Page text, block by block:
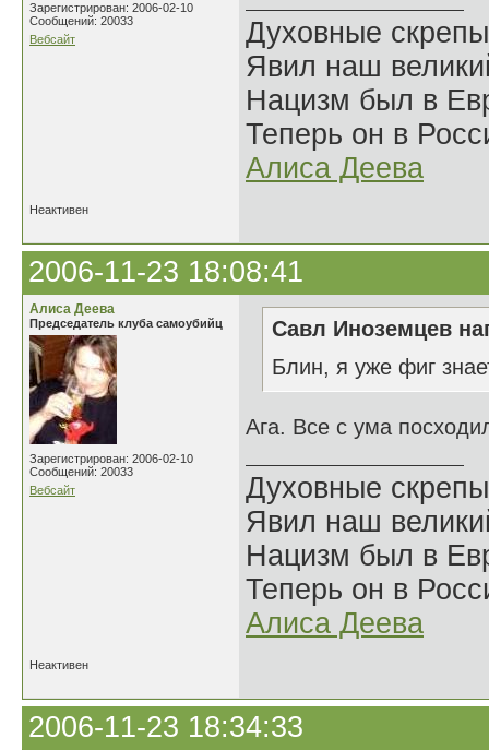
Зарегистрирован: 2006-02-10
Сообщений: 20033
Вебсайт
Духовные
Явил наш
Нацизм был в
Теперь он в
Алиса Деева
Неактивен
2006-11-23 18:08:41
Алиса Деева
Председатель клуба самоубийц
Зарегистрирован: 2006-02-10
Сообщений: 20033
Вебсайт
Савл Иноземцев
Блин, я уже фиг
Ага. Все с ума
Духовные
Явил наш
Нацизм был в
Теперь он в
Алиса Деева
Неактивен
2006-11-23 18:34:33